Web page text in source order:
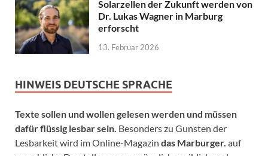
Solarzellen der Zukunft werden von
Dr. Lukas Wagner in Marburg
erforscht
13. Februar 2026
HINWEIS DEUTSCHE SPRACHE
Texte sollen und wollen gelesen werden und müssen
dafür flüssig lesbar sein. Besonders zu Gunsten der
Lesbarkeit wird im Online-Magazin das Marburger. auf